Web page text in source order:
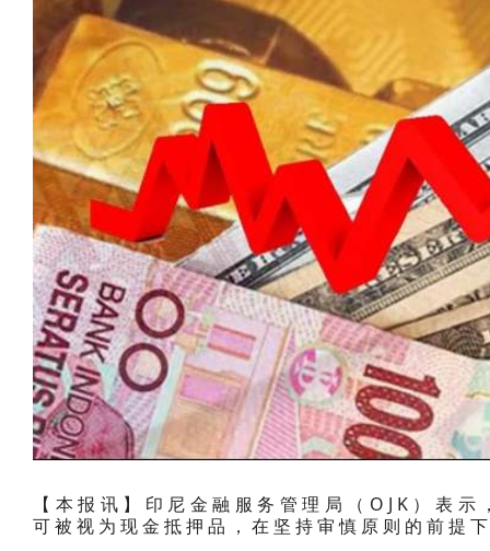
【本报讯】印尼金融服务管理局（OJK）表
可被视为现金抵押品，在坚持审慎原则的前提